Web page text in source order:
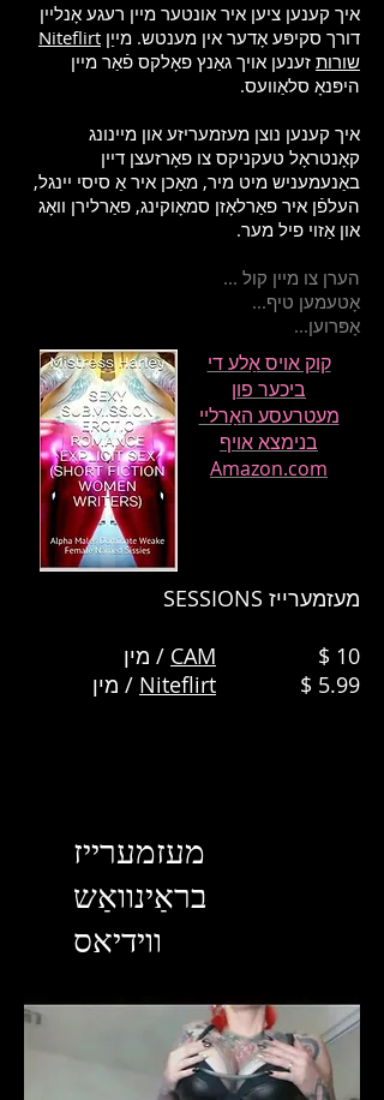
איך קענען ציען איר אונטער מיין רעגע אָנליין
דורך סקיפּע אָדער אין מענטש. מייַן Niteflirt
שורות זענען אויך גאַנץ פאָלקס פֿאַר מיין
היפּנאָ סלאַוועס.
איך קענען נוצן מעזמעריזע און מיינונג
קאָנטראָל טעקניקס צו פאָרזעצן דיין
באַנעמעניש מיט מיר, מאַכן איר אַ סיסי יינגל,
העלפֿן איר פאַרלאָזן סמאָוקינג, פאַרלירן וואָג
און אַזוי פיל מער.
הערן צו מיין קול ...
אָטעמען טיף...
אָפּרוען...
קוק אויס אַלע די
ביכער פון
מעטרעסע האַרליי
בנימצא אויף
Amazon.com
מעזמערייז SESSIONS
CAM
$ 10 / מין
Niteflirt
$ 5.99 / מין
מעזמערייז
בראַינוואַש
ווידיאס